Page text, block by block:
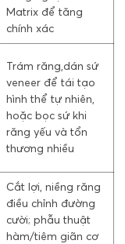
Matrix để tăng
chính xác
Trám răng,dán sứ
veneer để tái tạo
hình thể tự nhiên,
hoặc bọc sứ khi
răng yếu và tổn
thương nhiều
Cắt lợi, niềng răng
điều chỉnh đường
cười; phẫu thuật
hàm/tiêm giãn cơ